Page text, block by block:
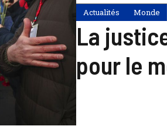
Actualités Monde
La
pour le